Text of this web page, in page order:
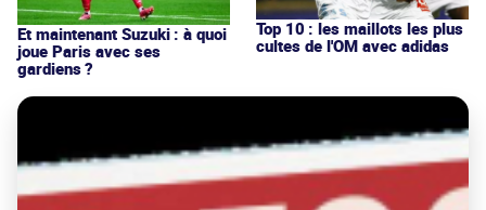
Et maintenant Suzuki : à quoi
joue Paris avec ses
gardiens ?
Top 10 : les maillots les plus
cultes de l'OM avec adidas